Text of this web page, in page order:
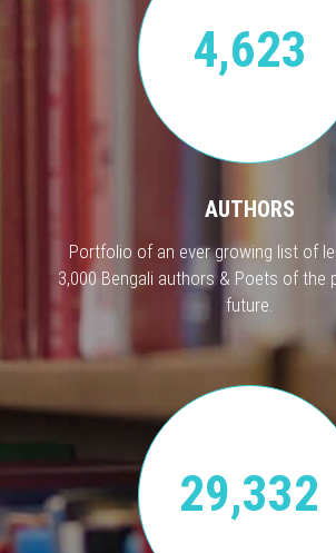
4,623
AUTHORS
Portfolio of an ever growing list of
3,000 Bengali authors & Poets of the
future.
29,332